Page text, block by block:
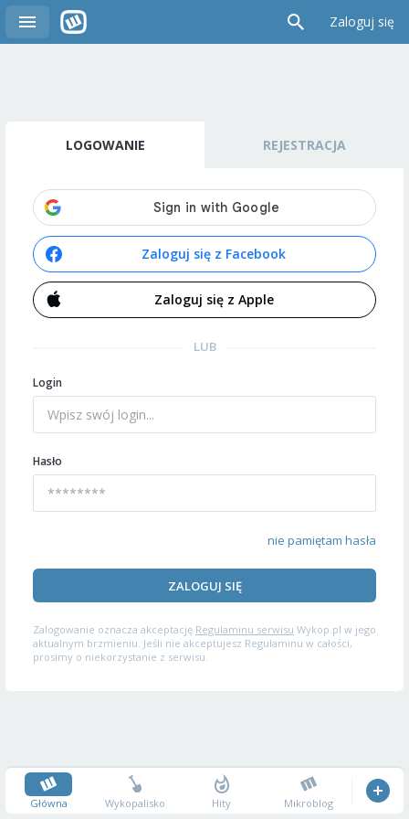
Zaloguj się
LOGOWANIE REJESTRACJA
Zaloguj się z Facebook
Zaloguj się z Apple
LUB
Login
Hasło
nie pamiętam hasła
ZALOGUJ SIĘ
Zalogowanie oznacza akceptację Regulaminu serwisu Wykop.pl w jego
aktualnym brzmieniu. Jeśli nie akceptujesz Regulaminu w całości,
prosimy o niekorzystanie z serwisu.
Główna Wykopalisko Hity Mikroblog